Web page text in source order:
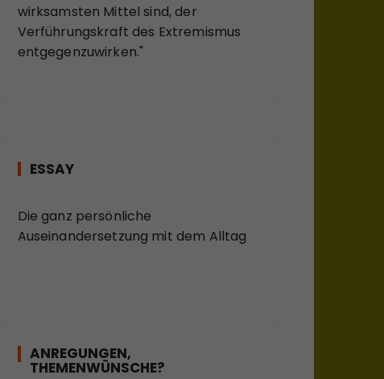
wirksamsten Mittel sind, der
Verführungskraft des Extremismus
entgegenzuwirken."
ESSAY
Die ganz persönliche
Auseinandersetzung mit dem Alltag
ANREGUNGEN,
THEMENWÜNSCHE?